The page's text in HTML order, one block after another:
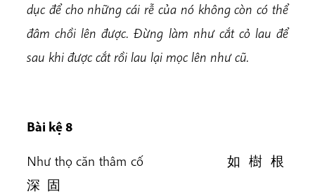
dục để cho những cái rễ của nó không còn có thể
đâm chồi lên được. Đừng làm như cắt cỏ lau để
sau khi được cắt rồi lau lại mọc lên như cũ.
Bài kệ 8
Như thọ căn thâm cố 如 樹 根
深 固